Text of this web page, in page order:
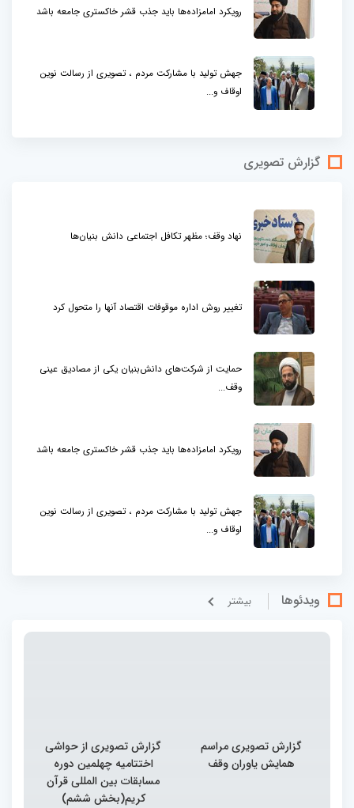
رویکرد امامزاده‌ها باید جذب قشر خاکستری جامعه باشد
جهش تولید با مشارکت مردم ، تصویری از رسالت نوین
اوقاف و...
گزارش تصویری
نهاد وقف؛ مظهر تکافل اجتماعی دانش بنیان‌ها
تغییر روش اداره موقوفات اقتصاد آنها را متحول کرد
حمایت از شرکت‌های دانش‌بنیان یکی از مصادیق عینی
وقف...
رویکرد امامزاده‌ها باید جذب قشر خاکستری جامعه باشد
جهش تولید با مشارکت مردم ، تصویری از رسالت نوین
اوقاف و...
ویدئوها بيشتر
گزارش تصویری مراسم
همایش یاوران وقف
گزارش تصویری از حواشی
اختتامیه چهلمین دوره
مسابقات بین المللی قرآن
کریم(بخش ششم)